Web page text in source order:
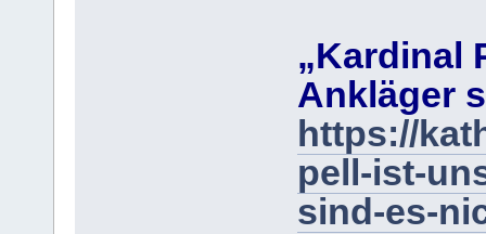
„Kardinal
Ankläger
https://
pell-ist-
sind-es-